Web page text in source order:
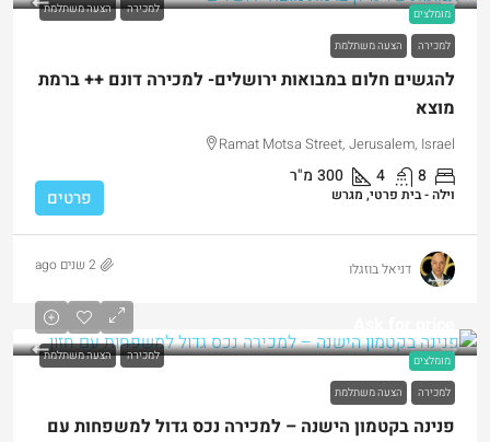
מומלצים למכירה הצעה משתלמת
למכירה הצעה משתלמת
להגשים חלום במבואות ירושלים- למכירה דונם ++ ברמת
מוצא
Ramat Motsa Street, Jerusalem, Israel
8
4
300 מ"ר
וילה - בית פרטי, מגרש פרטים
דניאל בוזגלו 2 שנים ago
מומלצים למכירה הצעה משתלמת
למכירה הצעה משתלמת
פנינה בקטמון הישנה – למכירה נכס גדול למשפחות עם